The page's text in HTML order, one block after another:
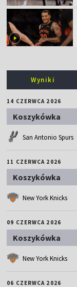
Wyniki
14 CZERWCA 2026
Koszykówka
San Antonio Spurs
11 CZERWCA 2026
Koszykówka
New York Knicks
09 CZERWCA 2026
Koszykówka
New York Knicks
06 CZERWCA 2026